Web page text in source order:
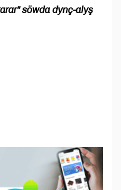
söwda dynç-alyş